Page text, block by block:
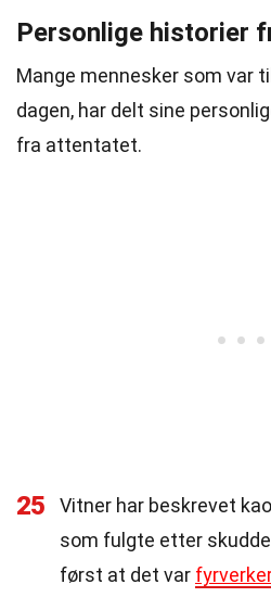
Personlige historier
Mange mennesker som var
dagen, har delt sine
fra attentatet.
25
Vitner har beskrevet
som fulgte etter
først at det var